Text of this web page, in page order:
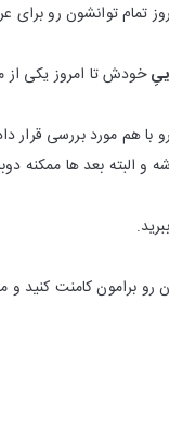
تمام توانشون رو
خودش تا امروز یکی از
با هم مورد بررسی قرار
و البته بعد ها ممکنه
برامون کامنت کنید